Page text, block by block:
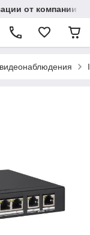
от компании